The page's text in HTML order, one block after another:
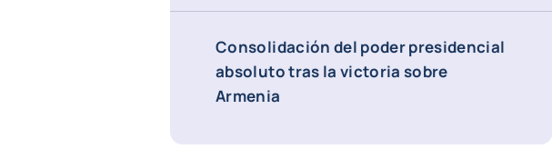
Consolidación del poder presidencial
absoluto tras la victoria sobre
Armenia